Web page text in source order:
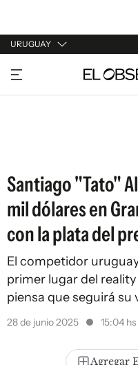
URUGUAY
URUGUAY
ARGENTINA
Santiago "Tato"
mil dólares en
con la plata del
El competidor
primer lugar del
piensa que seguirá su
28 de junio 2025 15:04 hs
Agregar